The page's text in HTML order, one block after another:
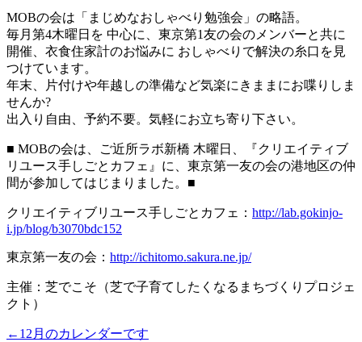
MOBの会は「まじめなおしゃべり勉強会」の略語。
毎月第4木曜日を 中心に、東京第1友の会のメンバーと共に
開催、衣食住家計のお悩みに おしゃべりで解決の糸口を見
つけています。
年末、片付けや年越しの準備など気楽にきままにお喋りしま
せんか?
出入り自由、予約不要。気軽にお立ち寄り下さい。
■ MOBの会は、ご近所ラボ新橋 木曜日、『クリエイティブ
リユース手しごとカフェ』に、東京第一友の会の港地区の仲
間が参加してはじまりました。■
クリエイティブリユース手しごとカフェ： http://lab.gokinjo-
i.jp/blog/b3070bdc152
東京第一友の会： http://ichitomo.sakura.ne.jp/
主催：芝でこそ（芝で子育てしたくなるまちづくりプロジェ
クト）
←12月のカレンダーです